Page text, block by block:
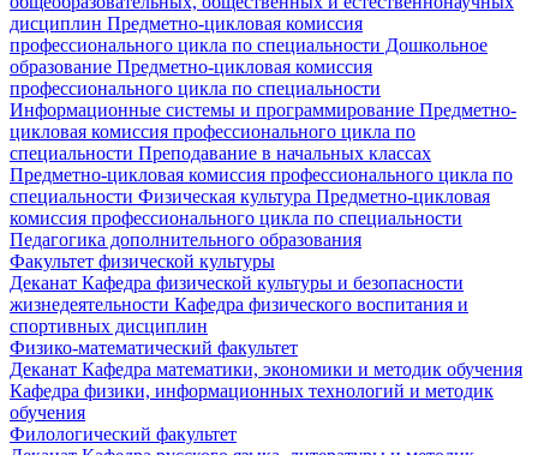
дисциплин Предметно-цикловая комиссия
профессионального цикла по специальности Дошкольное
образование Предметно-цикловая комиссия
профессионального цикла по специальности
Информационные системы и программирование Предметно-
цикловая комиссия профессионального цикла по
специальности Преподавание в начальных классах
Предметно-цикловая комиссия профессионального цикла по
специальности Физическая культура Предметно-цикловая
комиссия профессионального цикла по специальности
Педагогика дополнительного образования
Факультет физической культуры
Деканат Кафедра физической культуры и безопасности
жизнедеятельности Кафедра физического воспитания и
спортивных дисциплин
Физико-математический факультет
Деканат Кафедра математики, экономики и методик обучения
Кафедра физики, информационных технологий и методик
обучения
Филологический факультет